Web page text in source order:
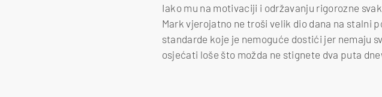
Iako mu na motivaciji i održavanju rigorozne
Mark vjerojatno ne troši velik dio dana na stalni
standarde koje je nemoguće dostići jer nemaju
osjećati loše što možda ne stignete dva puta